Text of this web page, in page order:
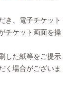
き、電子チケット
チケット画面を操
した紙等をご提示
く場合がございま